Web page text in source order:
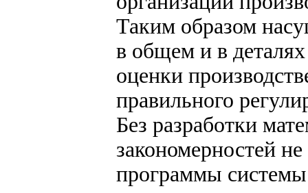
Таким образом
в общем и в
оценки
правильного
Без разработки
закономерностей
программы